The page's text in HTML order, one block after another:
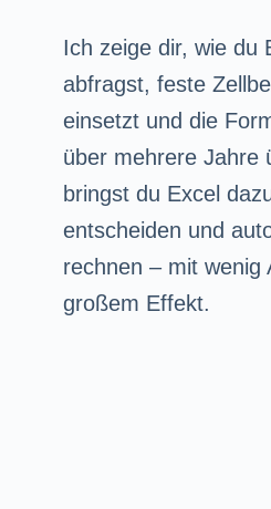
Ich zeige dir, wie du
abfragst, feste
einsetzt und die
über mehrere Jahre
bringst du Excel
entscheiden und
rechnen – mit wenig
großem Effekt.